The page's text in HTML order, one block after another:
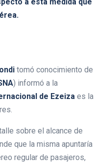
tomó conocimiento de
) informó a la
de Ezeiza es la
sobre el alcance de
que la misma apuntaría
regular de pasajeros,